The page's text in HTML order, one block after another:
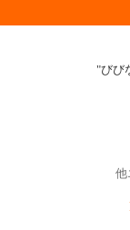
"びび
他